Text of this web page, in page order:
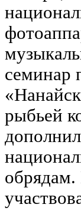
семинар
рыбьей